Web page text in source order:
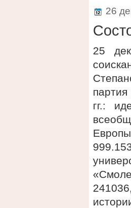
26
25
гг.: